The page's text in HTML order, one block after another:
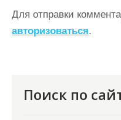
а
ц
Для отправки
авторизоваться.
Поиск по